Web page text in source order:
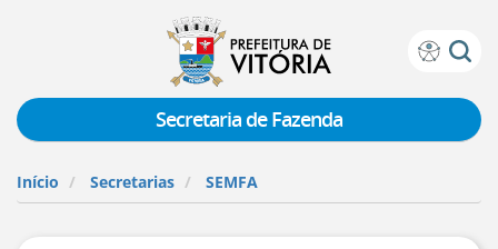
Prefeitura
Vitória
teclado:
para
a
Secretaria de Fazenda
Início Secretarias SEMFA